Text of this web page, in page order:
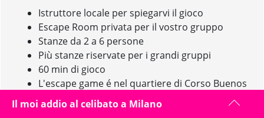
Istruttore locale per spiegarvi il gioco
Escape Room privata per il vostro gruppo
Stanze da 2 a 6 persone
Più stanze riservate per i grandi gruppi
60 min di gioco
L'escape game é nel quartiere di Corso Buenos
Aires
Aperto dal lunedì al venerdì dalle 17:30 a
Il moi addio al celibato a Milano